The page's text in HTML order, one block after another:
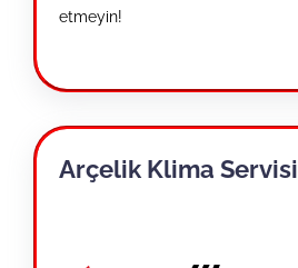
etmeyin!
Arçelik Klima Servisi